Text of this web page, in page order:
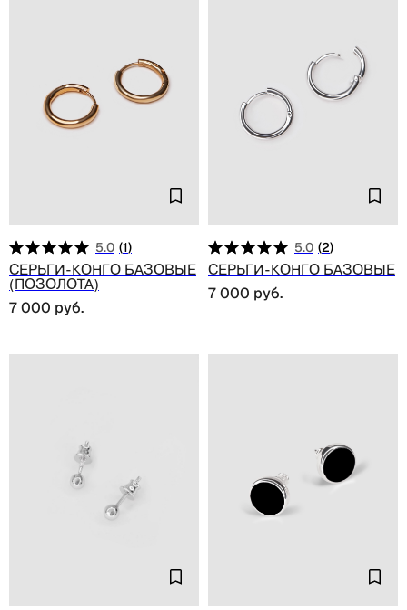
5.0 (1)
Серьги-конго базовые
(позолота)
7 000 руб.
5.0 (2)
Серьги-конго базовые
7 000 руб.